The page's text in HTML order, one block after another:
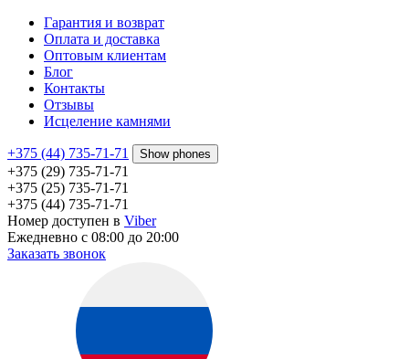
Гарантия и возврат
Оплата и доставка
Оптовым клиентам
Блог
Контакты
Отзывы
Исцеление камнями
+375 (44) 735-71-71 Show phones
+375 (29) 735-71-71
+375 (25) 735-71-71
+375 (44) 735-71-71
Номер доступен в Viber
Ежедневно с 08:00 до 20:00
Заказать звонок